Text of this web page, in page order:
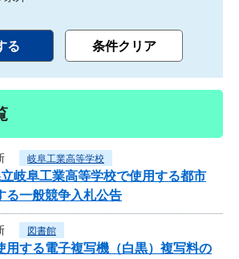
岐阜工業高等学校
岐阜工業高等学校で使用する都市
る一般競争入札公告
図書館
用する電子複写機（白黒）複写料の